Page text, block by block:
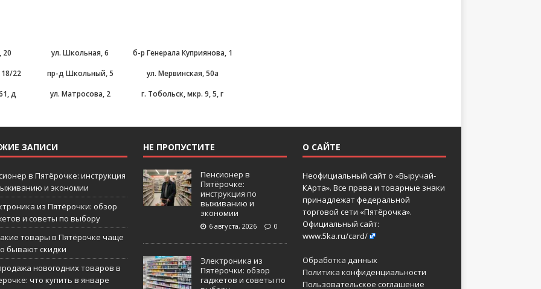
20 ул. Школьная, 6
б-р Генерала Куприянова, 1
22 пр-д Школьный, 5
ул. Мервинская, 50а
д ул. Матросова, 2 г. Тобольск, мкр. 9, 5, г
ЗАПИСИ
в Пятёрочке: инструкция
и экономии
из Пятёрочки: обзор
и советы по выбору
товары в Пятёрочке чаще
бывают скидки
новогодних товаров в
что купить в январе
НЕ ПРОПУСТИТЕ
Пенсионер в
Пятёрочке:
инструкция по
выживанию и
экономии
6 августа, 2026 0
Электроника из
Пятёрочки: обзор
гаджетов и советы по
О САЙТЕ
Неофициальный сайт о «Выручай-
КАрта». Все права и товарные знаки
принадлежат федеральной
торговой сети «Пятёрочка».
Официальный сайт:
www.5ka.ru/card/
Обработка данных
Политика конфиденциальности
Пользовательское соглашение